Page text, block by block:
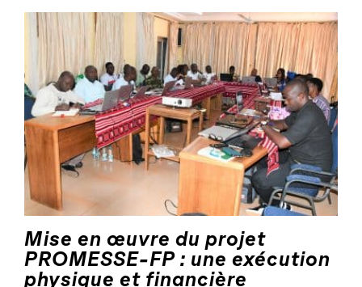
Mise en œuvre du projet
PROMESSE-FP : une exécution
physique et financière